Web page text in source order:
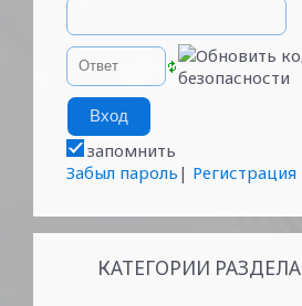
запомнить
Забыл пароль | Регистрация
КАТЕГОРИИ РАЗДЕЛА